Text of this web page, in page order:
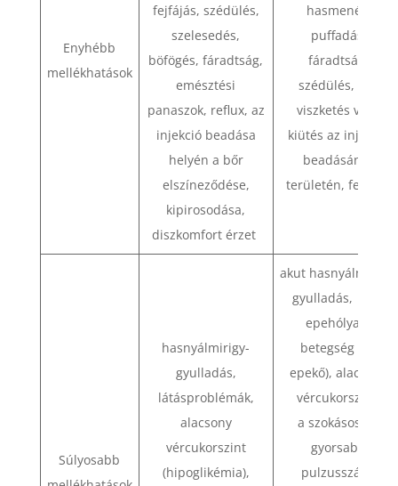
Enyhébb
mellékhatások
fejfájás, szédülés,
szelesedés,
böfögés, fáradtság,
emésztési
panaszok, reflux, az
injekció beadása
helyén a bőr
elszíneződése,
kipirosodása,
diszkomfort érzet
hasmenés,
puffadás,
fáradtság,
szédülés, láz,
viszketés vagy
kiütés az injekció
beadásának
területén, fejfájás
Súlyosabb
hasnyálmirigy-
gyulladás,
látásproblémák,
alacsony
vércukorszint
(hipoglikémia),
akut hasnyálmirigy-
gyulladás, akut
epehólyag-
betegség (pl.
epekő), alacsony
vércukorszint,
a szokásosnál
gyorsabb
pulzusszám,